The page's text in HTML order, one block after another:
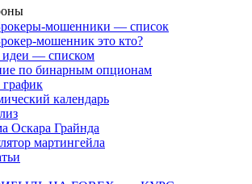
мошенники — список
мошенник это кто?
идеи — списком
по бинарным опционам
календарь
Оскара Грайнда
мартингейла